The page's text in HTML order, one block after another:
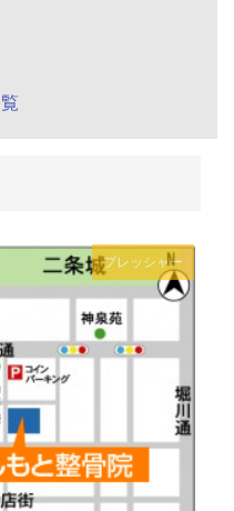
プレッシャー